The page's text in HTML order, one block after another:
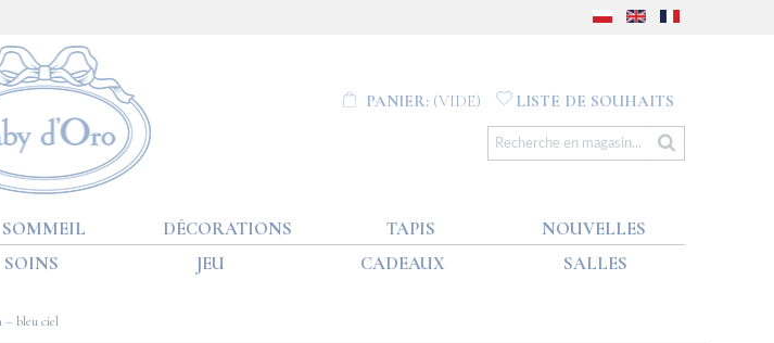
PANIER: (VIDE) LISTE DE SOUHAITS
SOMMEIL DÉCORATIONS TAPIS
NOUVELLES
SOINS JEU CADEAUX SALLES
– bleu ciel